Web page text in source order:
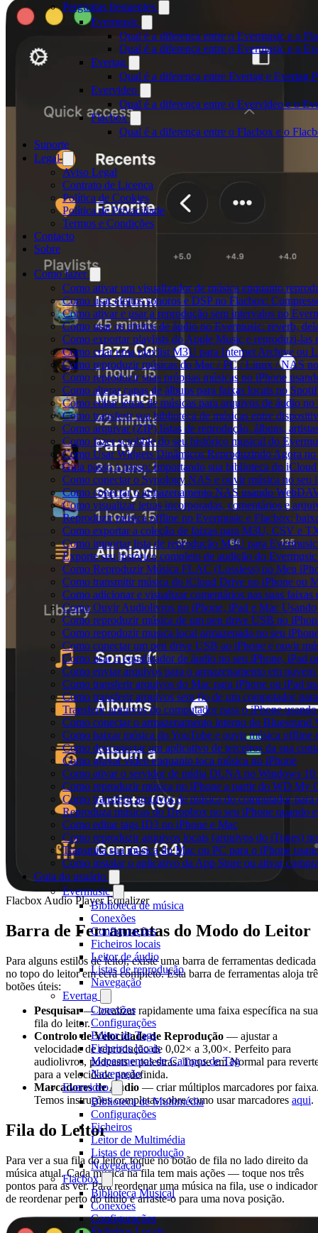
Perguntas frequentes
Evermusic
Qual é a diferença entre o Evermusic e o
Qual é a diferença entre o Evermusic e o
Evertag
Qual é a diferença entre Evertag e Evertag
Evervideo
Qual é a diferença entre o Evervideo e o
Flacbox
Qual é a diferença entre o Flacbox e o
Suporte
Legal
Aviso Legal
Contrato de Licença
Política de Cookies
Política de Privacidade
Termos e Condições
Contacto
Sobre
Como fazer
Como ativar um visualizador de música enquanto
Como usar efeitos sonoros e DSP no Flacbox:
Como ativar e usar a reprodução sem intervalos no
Como usar os efeitos de áudio no Evermusic: reverb,
Como exportar playlists do Apple Music e reproduzi-las
Como criar uma playlist M3U para Internet Archive ou
Como reproduzir músicas do Mac / PC / Linux / NAS
Como reproduzir suas próprias músicas no iPhone
Como alterar capas de álbuns para faixas locais no
Como editar letras de músicas para arquivos de áudio
Como transferir sua biblioteca de músicas entre
Como arquivar (ZIP) listas de reprodução, álbuns,
Como fazer scrobble do seu histórico musical do
Como Usar Widgets Dinâmicos Reproduzindo Agora
Guia passo a passo: Importando sua biblioteca do
Como conectar o Synology NAS e ouvir música no seu
Como conectar o armazenamento NAS usando
Como visualizar letras incorporadas, comentários e
Reproduzir música offline no Evermusic e Flacbox:
Como exportar a coleção de faixas para M3U, CSV e
Como importar lista de reprodução M3U para
Exporte seu histórico completo de audição do
Como Reproduzir Música FLAC (Lossless) no Meu
Como transmitir música do iCloud Drive no iPhone ou
Como adicionar e visualizar comentários nas suas
Como Ouvir Audiolivros no iPhone, iPad e Mac
Como reproduzir música de um pen drive USB no
Como reproduzir musica local armazenada no seu
Como conectar um pen drive USB ao iPhone e ouvir
Como usar o equalizador de áudio no seu iPhone, iPad
Como enviar arquivos para o armazenamento em
Como transferir arquivos do Mac para iPhone ou iPad
Como transferir arquivos sem fio de um computador
Transferir arquivos do computador para o iPhone
Como conectar o armazenamento interno do
Como baixar música do YouTube e ouvir música offline
Como desconectar um aplicativo de terceiros da sua
Como gravar vídeo enquanto toca música no iPhone
Como ativar o servidor de mídia DLNA no Windows 10
Como reproduzir música no iPhone a partir do WD My
Como transferir arquivos de música do computador
Reproduza músicas do Dropbox no seu iPhone quando
Como editar tags ID3 no iPhone e Mac
Como reproduzir arquivos locais (arquivos do iTunes)
Transmita sua música do Mac ou PC para o iPhone
Como instalar o aplicativo da App Store ou ativar
Guia do usuário
Evermusic
Biblioteca de música
Conexões
Configurações
Ficheiros locais
Leitor de áudio
Listas de reprodução
Navegação
Evertag
Conexões
Configurações
Editor de Tags
Ficheiros locais
Mapeamentos de Campos de Tag
Navegação
Evervideo
Biblioteca de Multimédia
Configurações
Ficheiros
Leitor de Multimédia
Listas de reprodução
Navegação
Flacbox
Biblioteca Musical
Conexões
Configurações
Flacbox Audio Player Equalizer
Barra de Ferramentas do Modo do Leitor
Para alguns estilos de leitor, existe uma barra de ferramentas dedicada
no topo do leitor em ecrã completo. Esta barra de ferramentas aloja
botões úteis:
Pesquisar— localizar rapidamente uma faixa específica na sua
fila do leitor.
Controlo de Velocidade de Reprodução — ajustar a
velocidade de reprodução de 0,02× a 3,00×. Perfeito para
audiolivros, podcasts e palestras. Toque em Normal para
para a velocidade predefinida.
Marcadores de Áudio — criar múltiplos marcadores por
Temos instruções completas sobre como usar marcadores aqui.
Fila do Leitor
Para ver a sua fila do leitor, toque no botão de fila no lado direito da
música atual. Cada música na fila tem mais ações — toque nos três
pontos para as ver. Para reordenar uma música na fila, use o indicador
de reordenar perto do título e arraste-o para uma nova posição.